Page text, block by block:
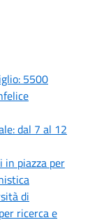
5500
dal 7 al 12
in piazza per
di
ricerca e